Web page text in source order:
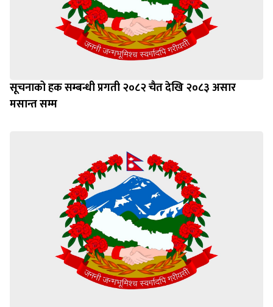
सूचनाको हक सम्बन्धी प्रगती २०८२ चैत देखि २०८३ असार
मसान्त सम्म